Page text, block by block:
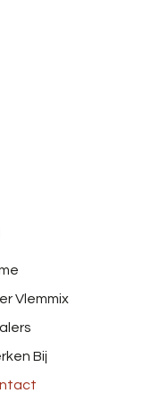
Vlemmix
Bij